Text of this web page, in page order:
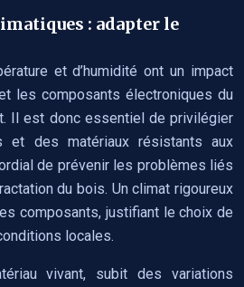
: adapter le
et d’humidité ont un impact
les composants électroniques du
Il est donc essentiel de privilégier
et des matériaux résistants aux
de prévenir les problèmes liés
du bois. Un climat rigoureux
composants, justifiant le choix de
locales.
vivant, subit des variations